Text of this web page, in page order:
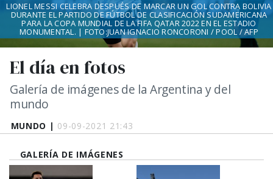
MUNDO | 09-09-2021 21:43
El día en fotos
Galería de imágenes de la Argentina y del
mundo
LIONEL MESSI CELEBRA DESPUÉS DE MARCAR UN GOL CONTRA BOLIVIA
DURANTE EL PARTIDO DE FÚTBOL DE CLASIFICACIÓN SUDAMERICANA
PARA LA COPA MUNDIAL DE LA FIFA QATAR 2022 EN EL ESTADIO
MONUMENTAL. | FOTO:JUAN IGNACIO RONCORONI / POOL / AFP
GALERÍA DE IMÁGENES